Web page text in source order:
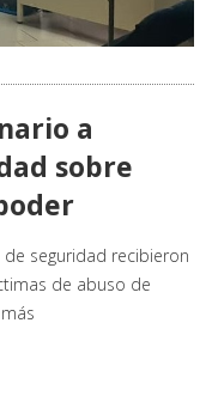
a
sobre
seguridad recibieron
de abuso de